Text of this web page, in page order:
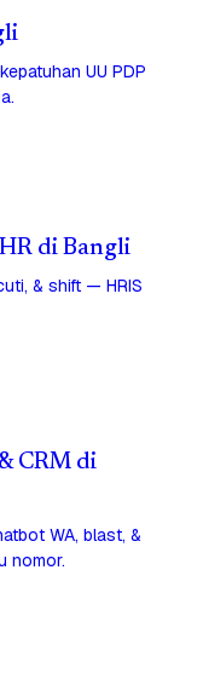
UU PDP
di Bangli
& shift — HRIS
CRM di
WA, blast, &
nomor.